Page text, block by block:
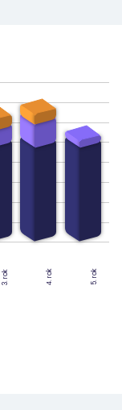
3. rok 4. rok 5. rok